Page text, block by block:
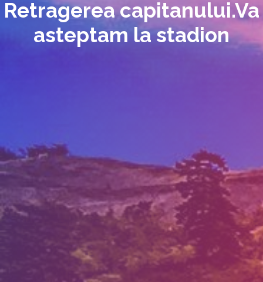
Retragerea capitanului.Va
asteptam la stadion